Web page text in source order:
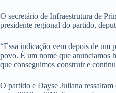
O secretário de Infraestrutura de
presidente regional do partido,
“Essa indicação vem depois de um
povo. É um nome que anunciamos
que conseguimos construir e
O partido e Dayse Juliana